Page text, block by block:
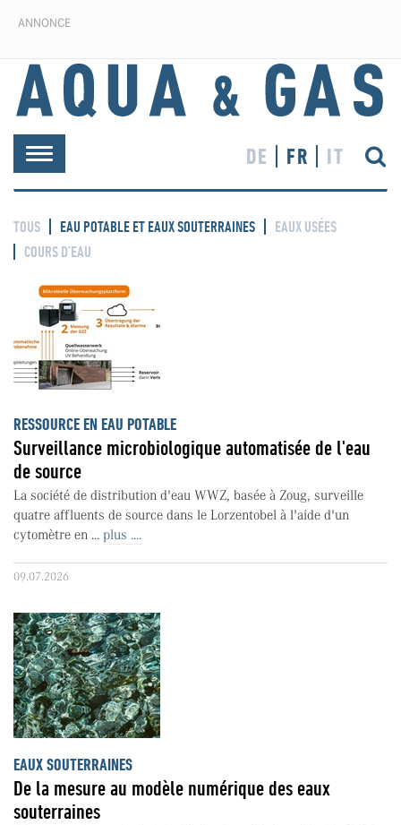
ANNONCE
Toggle
navigation
DE FR IT
TOUS EAU POTABLE ET EAUX SOUTERRAINES
EAUX USÉES
COURS D’EAU
RESSOURCE EN EAU POTABLE
Surveillance microbiologique automatisée de l'eau
de source
La société de distribution d'eau WWZ, basée à Zoug, surveille
quatre affluents de source dans le Lorzentobel à l'aide d'un
cytomètre en ... plus ....
09.07.2026
EAUX SOUTERRAINES
De la mesure au modèle numérique des eaux
souterraines